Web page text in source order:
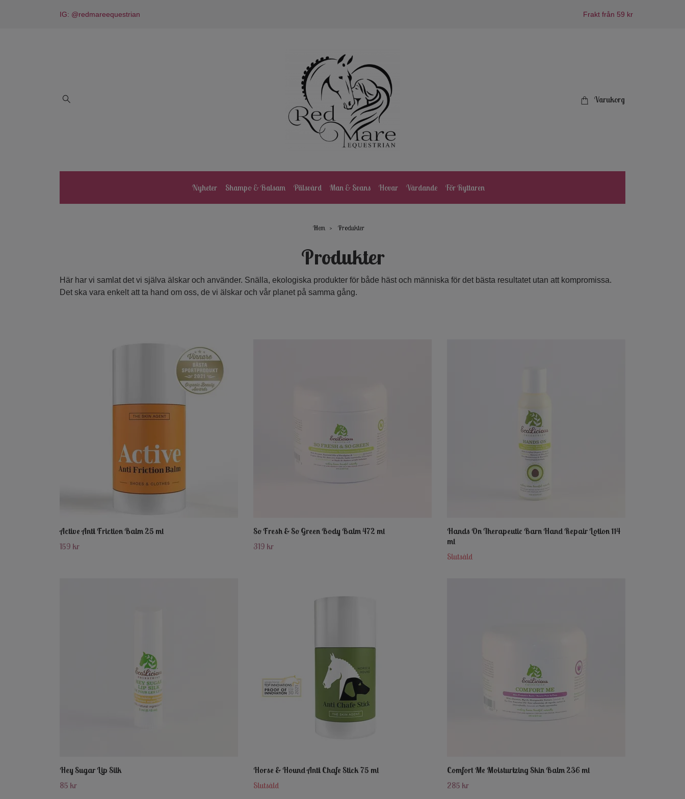
IG: @redmareequestrian Frakt från 59 kr
Varukorg
Nyheter Shampo & Balsam Pälsvård Man & Svans Hovar Vårdande För Ryttaren
Hem Produkter
Produkter
Här har vi samlat det vi själva älskar och använder. Snälla, ekologiska produkter för både häst och människa för det bästa resultatet utan att kompromissa.
Det ska vara enkelt att ta hand om oss, de vi älskar och vår planet på samma gång.
Active Anti Friction Balm 25 ml
159 kr
So Fresh & So Green Body Balm 472 ml
319 kr
Hands On Therapeutic Barn Hand Repair Lotion 114
ml
Slutsåld
Hey Sugar Lip Silk
85 kr
Horse & Hound Anti Chafe Stick 75 ml
Slutsåld
Comfort Me Moisturizing Skin Balm 236 ml
285 kr